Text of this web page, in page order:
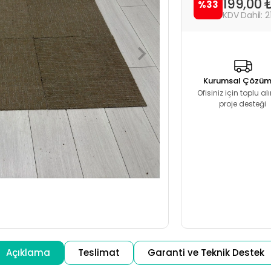
%33 199,00
Kurumsal
Ofisiniz için toplu
proje desteği
Açıklama Teslimat Garanti ve Teknik Destek